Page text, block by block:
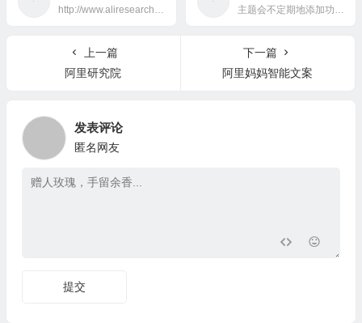
上一篇
阿里研究院
下一篇
阿里妈妈智能文案
发表评论
匿名网友
提交